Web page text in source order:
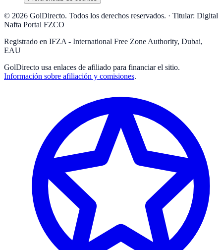
© 2026 GolDirecto. Todos los derechos reservados. · Titular: Digital
Nafta Portal FZCO
Registrado en IFZA - International Free Zone Authority, Dubai,
EAU
GolDirecto usa enlaces de afiliado para financiar el sitio.
Información sobre afiliación y comisiones.